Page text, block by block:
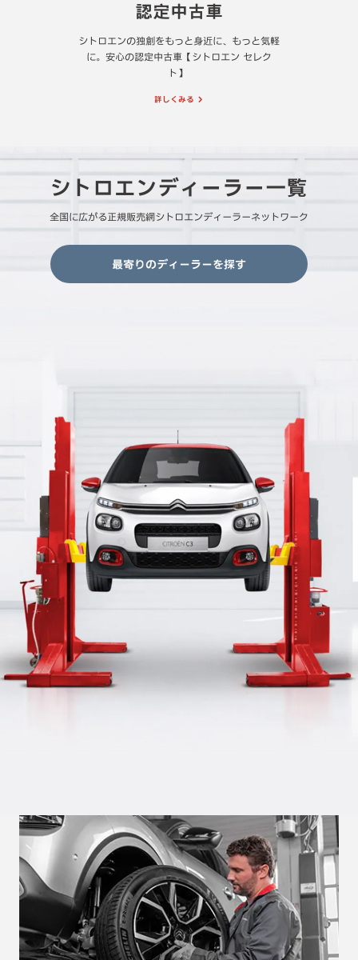
認定中古車
シトロエンの独創をもっと身近に、もっと気軽
に。安心の認定中古車【シトロエン セレク
ト】
詳しくみる
シトロエンディーラー一覧
全国に広がる正規販売網シトロエンディーラーネットワーク
最寄りのディーラーを探す